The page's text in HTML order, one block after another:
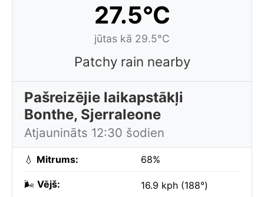
27.5°C
jūtas kā 29.5°C
Patchy rain nearby
Pašreizējie laikapstākļi
Bonthe, Sjerraleone
Atjaunināts 12:30 šodien
💧 Mitrums: 68%
🌬️ Vējš: 16.9 kph (188°)